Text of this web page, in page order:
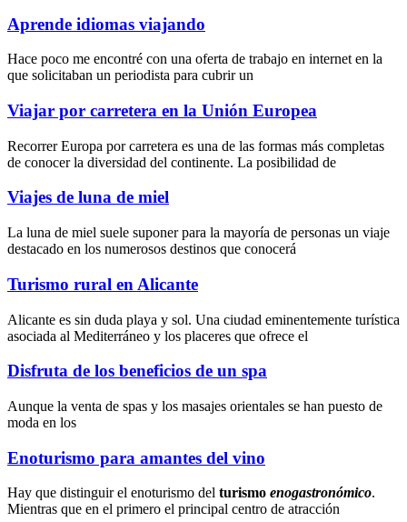
Aprende idiomas viajando
Hace poco me encontré con una oferta de trabajo en internet en la
que solicitaban un periodista para cubrir un
Viajar por carretera en la Unión Europea
Recorrer Europa por carretera es una de las formas más completas
de conocer la diversidad del continente. La posibilidad de
Viajes de luna de miel
La luna de miel suele suponer para la mayoría de personas un viaje
destacado en los numerosos destinos que conocerá
Turismo rural en Alicante
Alicante es sin duda playa y sol. Una ciudad eminentemente turística
asociada al Mediterráneo y los placeres que ofrece el
Disfruta de los beneficios de un spa
Aunque la venta de spas y los masajes orientales se han puesto de
moda en los
Enoturismo para amantes del vino
Hay que distinguir el enoturismo del turismo enogastronómico.
Mientras que en el primero el principal centro de atracción